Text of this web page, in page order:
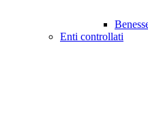
Enti controllati